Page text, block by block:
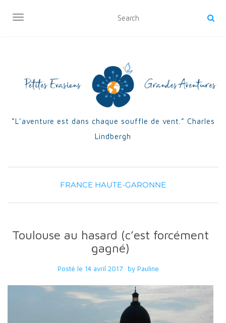
OUVRIR/FERMER LA NAVIGATION
“L’aventure est dans chaque souffle de vent.” Charles
Lindbergh
FRANCE HAUTE-GARONNE
Toulouse au hasard (c’est forcément
gagné)
Posté le 14 avril 2017 by Pauline